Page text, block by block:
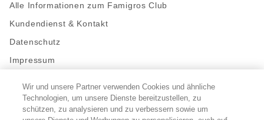
Alle Informationen zum Famigros Club
Kundendienst & Kontakt
Datenschutz
Impressum
Bleibe mit uns in Kontakt
Facebook
https://twitter.com/migros
https://www.youtube.com/user/
PinterestInstagram
Wir und unsere Partner verwenden Cookies und ähnliche
Technologien, um unsere Dienste bereitzustellen, zu
schützen, zu analysieren und zu verbessern sowie um